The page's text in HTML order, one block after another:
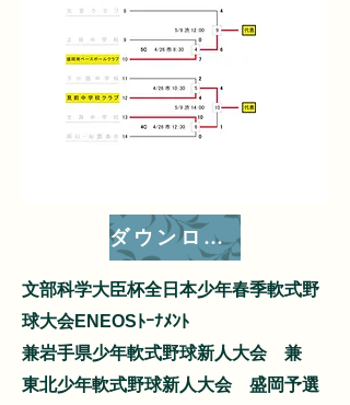
ダウンロード
文部科学大臣杯全日本少年春季軟式野
球大会ENEOSﾄｰﾅﾒﾝﾄ
兼岩手県少年軟式野球新人大会 兼
東北少年軟式野球新人大会 盛岡予選